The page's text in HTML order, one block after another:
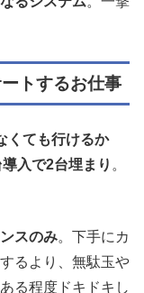
トするお仕事
くても行けるか
入で2台埋まり 。
スのみ。下手にカ
るより、無駄玉や
る程度ドキドキし